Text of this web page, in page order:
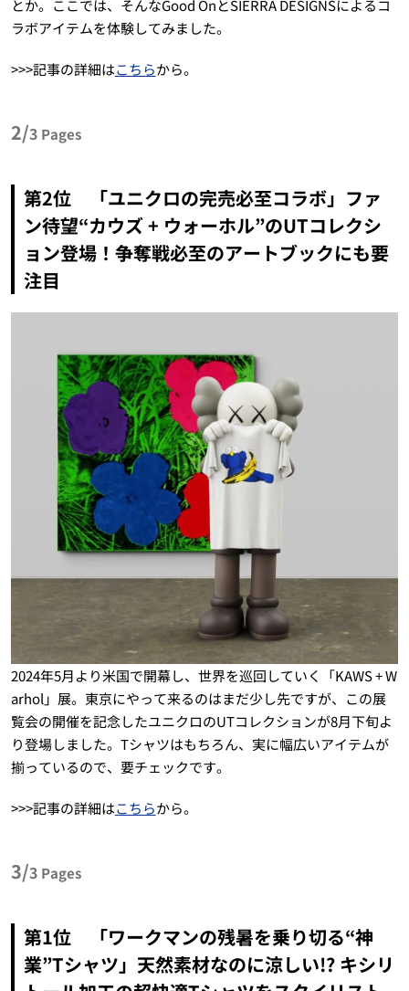
とか。ここでは、そんなGood OnとSIERRA DESIGNSによるコ
ラボアイテムを体験してみました。
>>>記事の詳細はこちらから。
2/3 Pages
第2位 「ユニクロの完売必至コラボ」ファ
ン待望“カウズ + ウォーホル”のUTコレクシ
ョン登場！争奪戦必至のアートブックにも要
注目
2024年5月より米国で開幕し、世界を巡回していく「KAWS + W
arhol」展。東京にやって来るのはまだ少し先ですが、この展
覧会の開催を記念したユニクロのUTコレクションが8月下旬よ
り登場しました。Tシャツはもちろん、実に幅広いアイテムが
揃っているので、要チェックです。
>>>記事の詳細はこちらから。
3/3 Pages
第1位 「ワークマンの残暑を乗り切る“神
業”Tシャツ」天然素材なのに涼しい!? キシリ